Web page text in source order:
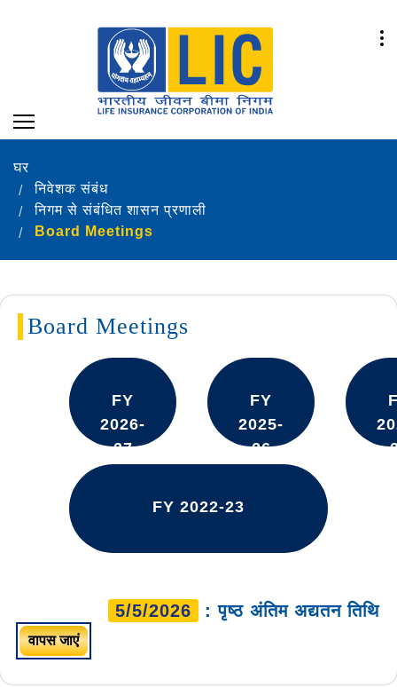
घर
निवेशक संबंध
निगम से संबंधित शासन प्रणाली
Board Meetings
Board Meetings
FY
2026-
27
FY
2025-
26
FY 2022-23
5/5/2026 : पृष्ठ अंतिम अद्यतन तिथि
वापस जाएं